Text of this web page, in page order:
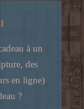
à un
des
en ligne)
?